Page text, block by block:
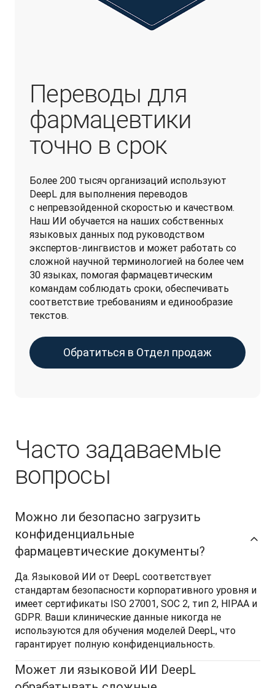
Переводы для
фармацевтики
точно в срок
Более 200 тысяч организаций используют
DeepL для выполнения переводов
с непревзойденной скоростью и качеством.
Наш ИИ обучается на наших собственных
языковых данных под руководством
экспертов-лингвистов и может работать со
сложной научной терминологией на более чем
30 языках, помогая фармацевтическим
командам соблюдать сроки, обеспечивать
соответствие требованиям и единообразие
текстов.
Обратиться в Отдел продаж
Часто задаваемые
вопросы
Можно ли безопасно загрузить
конфиденциальные
фармацевтические документы?
Да. Языковой ИИ от DeepL соответствует
стандартам безопасности корпоративного уровня и
имеет сертификаты ISO 27001, SOC 2, тип 2, HIPAA и
GDPR. Ваши клинические данные никогда не
используются для обучения моделей DeepL, что
гарантирует полную конфиденциальность.
Может ли языковой ИИ DeepL